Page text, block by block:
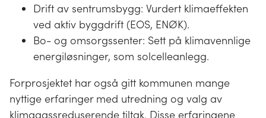
Drift av sentrumsbygg: Vurdert klimaeffekten
ved aktiv byggdrift (EOS, ENØK).
Bo- og omsorgssenter: Sett på klimavennlige
energiløsninger, som solcelleanlegg.
Forprosjektet har også gitt kommunen mange
nyttige erfaringer med utredning og valg av
klimagassreduserende tiltak. Disse erfaringene